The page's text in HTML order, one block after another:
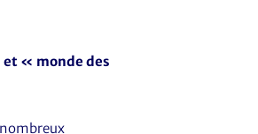
et « monde des
nombreux